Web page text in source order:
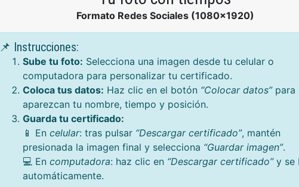
Formato Redes Sociales (1080x1920)
📌 Instrucciones:
Sube tu foto: Selecciona una imagen desde tu celular o
computadora para personalizar tu certificado.
Coloca tus datos: Haz clic en el botón “Colocar datos”para
aparezcan tu nombre, tiempo y posición.
Guarda tu certificado:
📱 En celular: tras pulsar “Descargar certificado”, mantén
presionada la imagen final y selecciona “Guardar imagen”.
💻 En computadora: haz clic en “Descargar certificado”y se
automáticamente.